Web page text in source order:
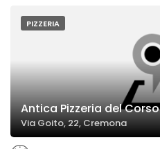
PIZZERIA
Antica Pizzeria del Corso
Via Goito, 22, Cremona